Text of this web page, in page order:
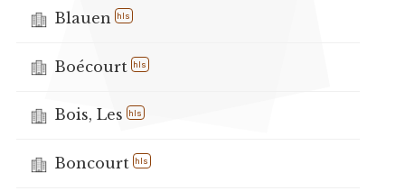
Blauen hls
Boécourt hls
Bois, Les hls
Boncourt hls